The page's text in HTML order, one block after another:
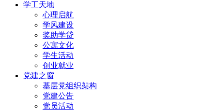
学工天地
心理启航
学风建设
奖助学贷
公寓文化
学生活动
创业就业
党建之窗
基层党组织架构
党建公告
党员活动